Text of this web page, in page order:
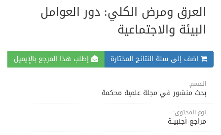
العرق ومرض الكلي: دور العوامل
البيئة والاجتماعية
اضف إلى سلة النتائج المختارة إطلب هذا المرجع بالإيميل
القسم:
بحث منشور في مجلة علمية محكمة
نوع المحتوى:
مراجع أجنبيــة